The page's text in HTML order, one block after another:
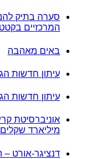
סערה בתיק
המרכזיים
באים מאהבה
עיתון חדשות
עיתון חדשות
אוניברסיטת
מיליארד שקלים
דנציגר-אורט –